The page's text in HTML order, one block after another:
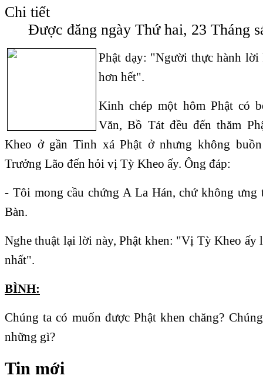
Chi tiết
Được đăng ngày Thứ hai, 23 Tháng
Phật dạy: "Người thực hành lời
hơn hết".
Kinh chép một hôm Phật có
Văn, Bồ Tát đều đến thăm
Kheo ở gần Tinh xá Phật ở nhưng không
Trưởng Lão đến hỏi vị Tỳ Kheo ấy. Ông đáp:
- Tôi mong cầu chứng A La Hán, chứ không ưng
Bàn.
Nghe thuật lại lời này, Phật khen: "Vị Tỳ Kheo ấy
nhất".
BÌNH:
Chúng ta có muốn được Phật khen chăng?
những gì?
Tin mới